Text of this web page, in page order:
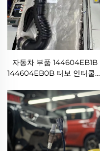
자동차 부품 144604EB1B
144604EB0B 터보 인터쿨러
프, 닛산 QASHQAI I 및 X-
TRAIL III 1.6L용(2011년~)